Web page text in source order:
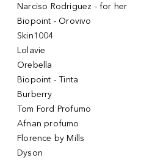
Narciso Rodriguez - for her
Biopoint - Orovivo
Skin1004
Lolavie
Orebella
Biopoint - Tinta
Burberry
Tom Ford Profumo
Afnan profumo
Florence by Mills
Dyson